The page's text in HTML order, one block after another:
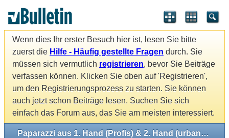
Wenn dies Ihr erster Besuch hier ist, lesen Sie bitte
zuerst die Hilfe - Häufig gestellte Fragen durch. Sie
müssen sich vermutlich registrieren, bevor Sie Beiträge
verfassen können. Klicken Sie oben auf 'Registrieren',
um den Registrierungsprozess zu starten. Sie können
auch jetzt schon Beiträge lesen. Suchen Sie sich
einfach das Forum aus, das Sie am meisten interessiert.
Paparazzi aus 1. Hand (Profis) & 2. Hand (urbane Mythen)